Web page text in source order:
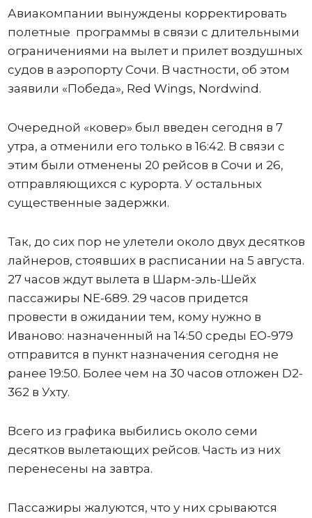
Авиакомпании вынуждены корректировать
полетные программы в связи с длительными
ограничениями на вылет и прилет воздушных
судов в аэропорту Сочи. В частности, об этом
заявили «Победа», Red Wings, Nordwind.
Очередной «ковер» был введен сегодня в 7
утра, а отменили его только в 16:42. В связи с
этим были отменены 20 рейсов в Сочи и 26,
отправляющихся с курорта. У остальных
существенные задержки.
Так, до сих пор не улетели около двух десятков
лайнеров, стоявших в расписании на 5 августа.
27 часов ждут вылета в Шарм-эль-Шейх
пассажиры NE-689. 29 часов придется
провести в ожидании тем, кому нужно в
Иваново: назначенный на 14:50 среды ЕО-979
отправится в пункт назначения сегодня не
ранее 19:50. Более чем на 30 часов отложен D2-
362 в Ухту.
Всего из графика выбились около семи
десятков вылетающих рейсов. Часть из них
перенесены на завтра.
Пассажиры жалуются, что у них срываются